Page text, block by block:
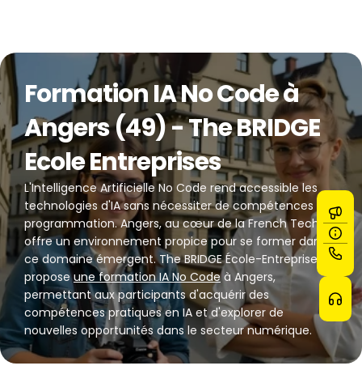
Formation IA No Code à
Angers (49) - The BRIDGE
Ecole Entreprises
L'Intelligence Artificielle No Code rend accessible les
technologies d'IA sans nécessiter de compétences en
programmation. Angers, au cœur de la French Tech,
offre un environnement propice pour se former dans
ce domaine émergent. The BRIDGE École-Entreprises
propose une formation IA No Code à Angers,
permettant aux participants d'acquérir des
compétences pratiques en IA et d'explorer de
nouvelles opportunités dans le secteur numérique.